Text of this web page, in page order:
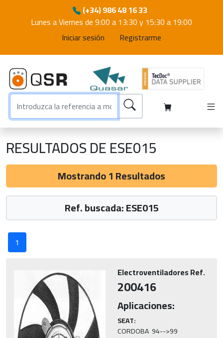
(+34) 986 48 16 33
Lunes a Viernes de 9:00 a 13:30 y 15:30 a 19:00
Iniciar sesión
Registrarme
RESULTADOS DE ESE015
Mostrando 1 Resultados
Ref. buscada: ESE015
1
Electroventiladores Ref.
200416
Aplicaciones:
SEAT:
CORDOBA  94-->99